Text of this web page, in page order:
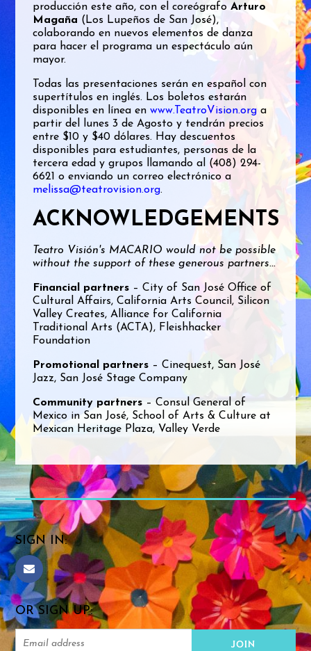
producción este año, con el coreógrafoArturo
Magaña (Los Lupeños de San José),
colaborando en nuevos elementos de danza
para hacer el programa un espectáculo aún
mayor.
Todas las presentaciones serán en español con
supertítulos en inglés. Los boletos estarán
disponibles en línea enwww.TeatroVision.org a
partir del lunes 3 de Agosto y tendrán precios
entre $10 y $40 dólares. Hay descuentos
disponibles para estudiantes, personas de la
tercera edad y grupos llamando al (408) 294-
6621 o enviando un correo electrónico a
melissa@teatrovision.org.
ACKNOWLEDGEMENTS
Teatro Visión's MACARIO would not be possible
without the support of these generous partners...
Financial partners – City of San José Office of
Cultural Affairs, California Arts Council, Silicon
Valley Creates, Alliance for California
Traditional Arts (ACTA), Fleishhacker
Foundation
Promotional partners – Cinequest, San José
Jazz, San José Stage Company
Community partners – Consul General of
Mexico in San José, School of Arts & Culture at
Mexican Heritage Plaza, Valley Verde
SIGN IN:
OR SIGN UP: